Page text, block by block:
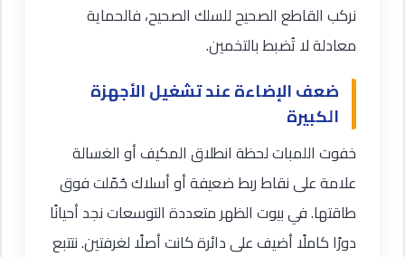
نركب القاطع الصحيح للسلك الصحيح، فالحماية
معادلة لا تُضبط بالتخمين.
ضعف الإضاءة عند تشغيل الأجهزة
الكبيرة
خفوت اللمبات لحظة انطلاق المكيف أو الغسالة
علامة على نقاط ربط ضعيفة أو أسلاك حُمّلت فوق
طاقتها. في بيوت الظهر متعددة التوسعات نجد أحيانًا
دورًا كاملًا أضيف على دائرة كانت أصلًا لغرفتين. نتتبع